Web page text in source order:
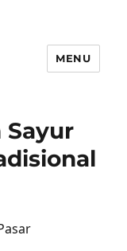
MENU
Sayur